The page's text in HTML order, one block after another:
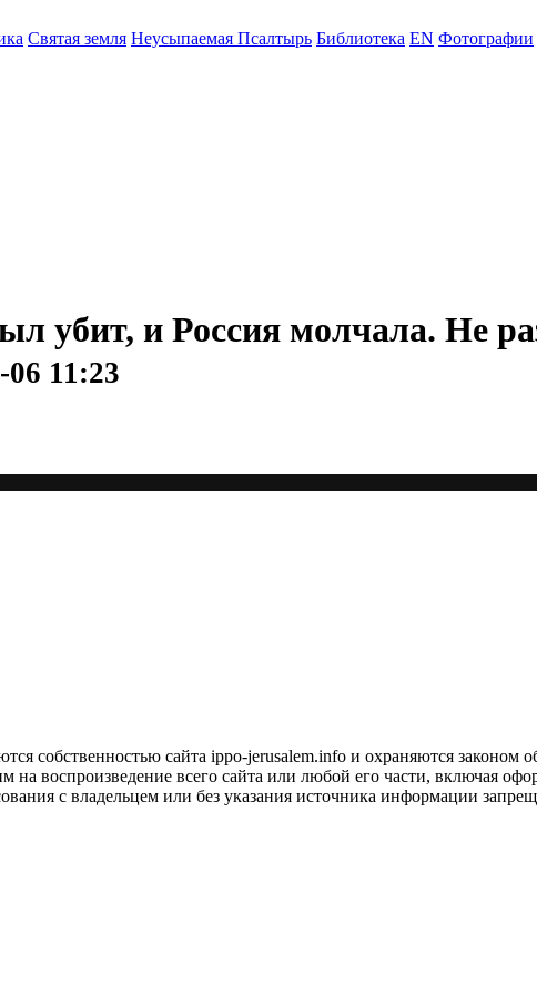
Святая земля Неусыпаемая Псалтырь Библиотека EN Фотографии
убит, и Россия молчала. Не
06 11:23
собственностью сайта ippo-jerusalem.info и охраняются законом
воспроизведение всего сайта или любой его части, включая
с владельцем или без указания источника информации